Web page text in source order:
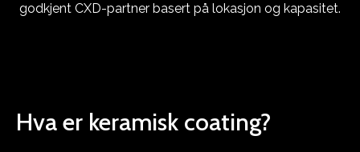
godkjent CXD-partner basert på lokasjon og kapasitet.
Hva er keramisk coating?